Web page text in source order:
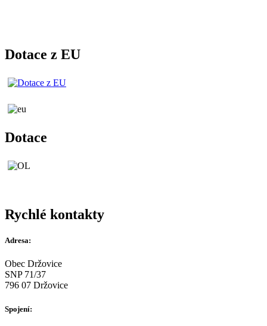
Dotace z EU
Dotace
Rychlé kontakty
Adresa:
Obec Držovice
SNP 71/37
796 07 Držovice
Spojení: